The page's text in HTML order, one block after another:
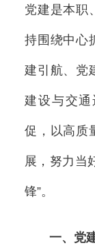
党建是本职
持围绕中心
建引航、党
建设与交
促，以高质
展，努力当
锋”。
一、党建